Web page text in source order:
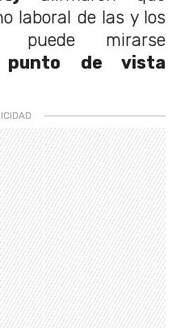
laboral de las y los
puede mirarse
punto de vista